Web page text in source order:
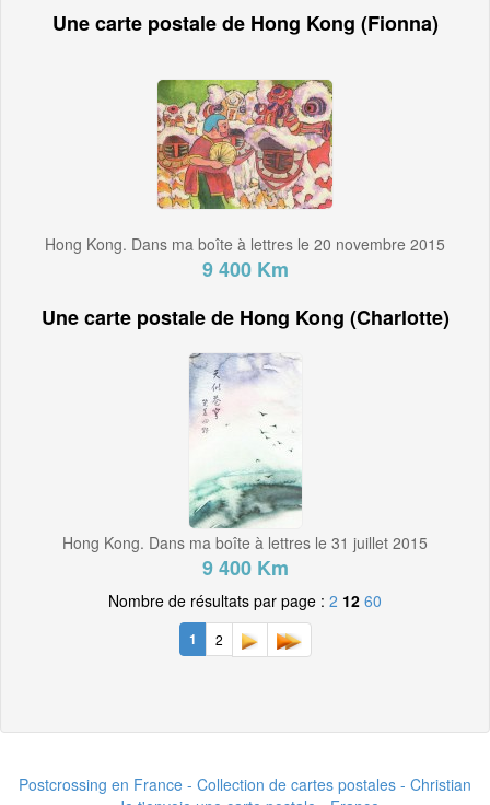
Une carte postale de Hong Kong (Fionna)
Hong Kong. Dans ma boîte à lettres le 20 novembre 2015
9 400 Km
Une carte postale de Hong Kong (Charlotte)
Hong Kong. Dans ma boîte à lettres le 31 juillet 2015
9 400 Km
Nombre de résultats par page : 2 12 60
1 2
Postcrossing en France - Collection de cartes postales - Christian